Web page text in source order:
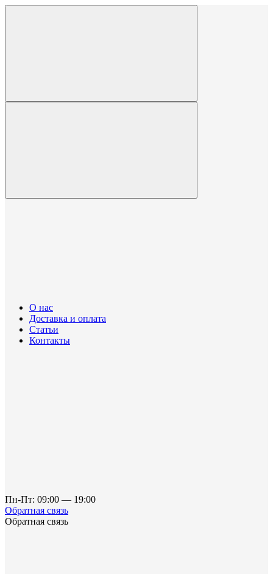
О нас
Доставка и оплата
Статьи
Контакты
Пн-Пт: 09:00 — 19:00
Обратная связь
Обратная связь